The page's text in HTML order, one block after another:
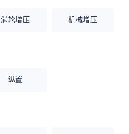
涡轮增压 机械增压
纵置